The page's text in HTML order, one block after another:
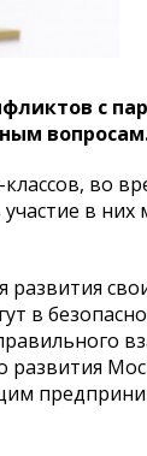
с
во
в
в
развития